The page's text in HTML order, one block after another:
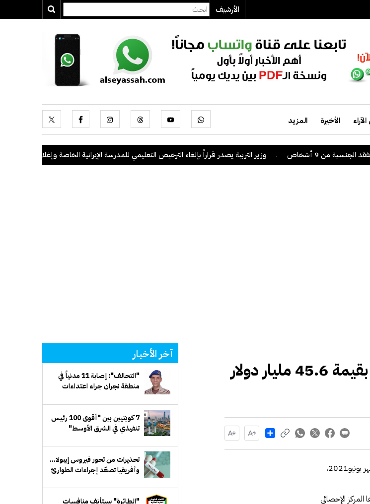
الأرشيف
الأخيرة المزيد
من 9 أشخاص . وزير التربية يصدر قراراً بإلغاء الترخيص التعليمي للمدرسة الإيرانية الخاصة وإغلاقها
دولار
Share
ارتفعت الأصول الاحتياطية الأجنبية لدول مجلس التعاون الخليجي بنسبة 1.3% بنهاية شهر يونيو2021،
الإحصائي
آخر الأخبار
"التحالف": إصابة 11 مدنياً في
منطقة نجران جراء اعتداءات
7 كويتيين بين "أقوى 100 رئيس
تنفيذي في الشرق الأوسط"
تحذيرات من تحور فيروس إيبولا...
وأفريقيا تصعّد إجراءات الطوارئ
"الطائرة" يستأنف منافسات